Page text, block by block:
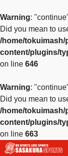
Warning:
Did you mean to
/home/
content/plugins/
on line 646
Warning:
Did you mean to
/home/
content/plugins/
on line 663